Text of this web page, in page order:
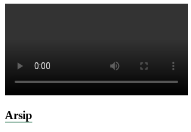
Arsip